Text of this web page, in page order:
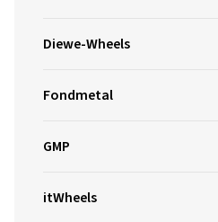
Diewe-Wheels
Fondmetal
GMP
itWheels